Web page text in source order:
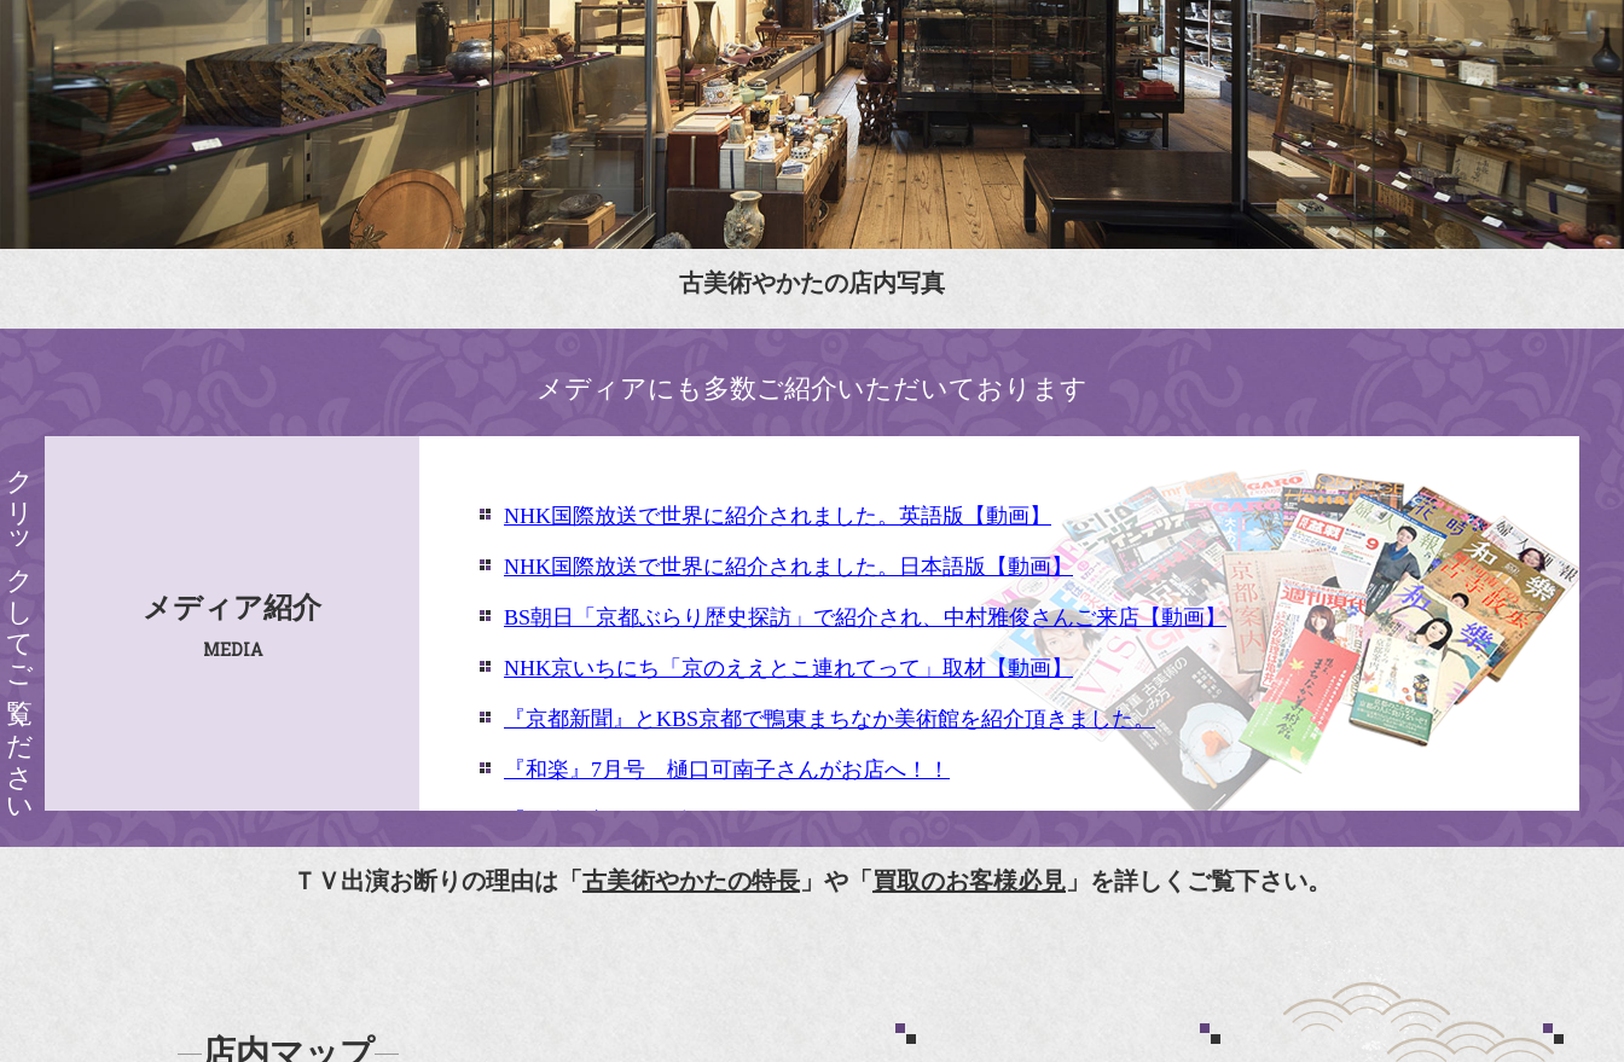
古美術やかたの店内写真
メディアにも多数ご紹介いただいております
クリックしてご覧ください メディア紹介
MEDIA
NHK国際放送で世界に紹介されました。英語版【動画】
NHK国際放送で世界に紹介されました。日本語版【動画】
BS朝日「京都ぶらり歴史探訪」で紹介され、中村雅俊さんご来店【動画】
NHK京いちにち「京のええとこ連れてって」取材【動画】
『京都新聞』とKBS京都で鴨東まちなか美術館を紹介頂きました。
『和楽』7月号 樋口可南子さんがお店へ！！
『樋口可南子の古寺散歩』（5月17日発行）
ＴＶ出演お断りの理由は「 古美術やかたの特長 」や「 買取のお客様必見 」を詳しくご覧下さい。
店内マップ